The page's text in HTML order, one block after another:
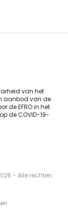
van het
aanbod van de
de EFRO in het
de COVID-19-
- Alle rechten